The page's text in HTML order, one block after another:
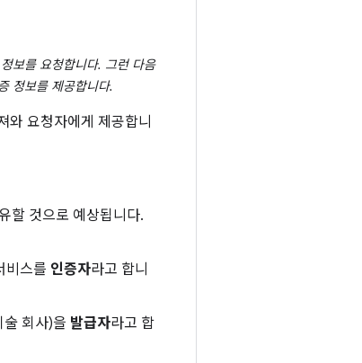
보를 요청합니다. 그런 다음
정보를 제공합니다.
와 요청자에게 제공합니
할 것으로 예상됩니다.
비스를 인증자라고 합니
회사)을 발급자라고 합